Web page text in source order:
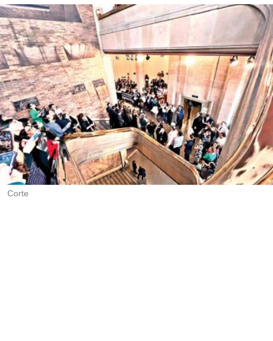
i
o
n
e
s
d
e
c
o
m
p
a
r
t
i
r
r
d
a
r
Corte